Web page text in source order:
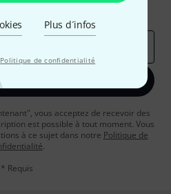
Plus d´infos
Politique de confidentialité
maintenant
vous acceptez de recevoir des
est possible à tout moment. Vous
à ce sujet dans notre Politique de
.
* Requis